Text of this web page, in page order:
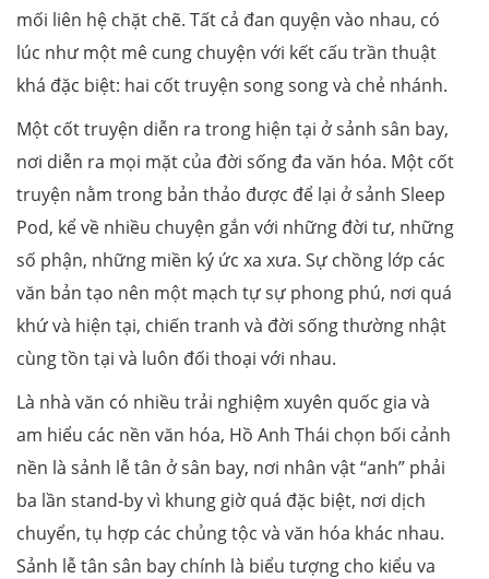
mối liên hệ chặt chẽ. Tất cả đan quyện vào nhau, có
lúc như một mê cung chuyện với kết cấu trần thuật
khá đặc biệt: hai cốt truyện song song và chẻ nhánh.
Một cốt truyện diễn ra trong hiện tại ở sảnh sân bay,
nơi diễn ra mọi mặt của đời sống đa văn hóa. Một cốt
truyện nằm trong bản thảo được để lại ở sảnh Sleep
Pod, kể về nhiều chuyện gắn với những đời tư, những
số phận, những miền ký ức xa xưa. Sự chồng lớp các
văn bản tạo nên một mạch tự sự phong phú, nơi quá
khứ và hiện tại, chiến tranh và đời sống thường nhật
cùng tồn tại và luôn đối thoại với nhau.
Là nhà văn có nhiều trải nghiệm xuyên quốc gia và
am hiểu các nền văn hóa, Hồ Anh Thái chọn bối cảnh
nền là sảnh lễ tân ở sân bay, nơi nhân vật “anh” phải
ba lần stand-by vì khung giờ quá đặc biệt, nơi dịch
chuyển, tụ hợp các chủng tộc và văn hóa khác nhau.
Sảnh lễ tân sân bay chính là biểu tượng cho kiểu va